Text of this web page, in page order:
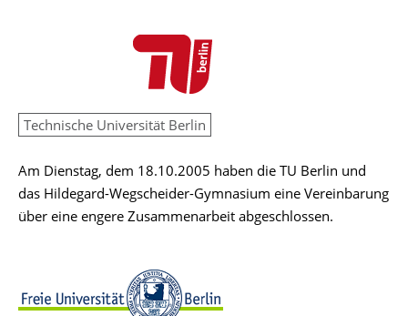
Technische Universität Berlin
Am Dienstag, dem 18.10.2005 haben die TU Berlin und
das Hildegard-Wegscheider-Gymnasium eine Vereinbarung
über eine engere Zusammenarbeit abgeschlossen.